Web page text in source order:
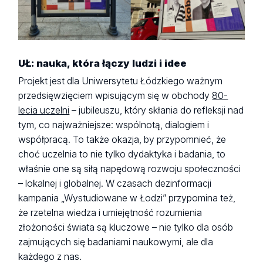
UŁ: nauka, która łączy ludzi i idee
Projekt jest dla Uniwersytetu Łódzkiego ważnym
przedsięwzięciem wpisującym się w obchody80-
lecia uczelni – jubileuszu, który skłania do refleksji nad
tym, co najważniejsze: wspólnotą, dialogiem i
współpracą. To także okazja, by przypomnieć, że
choć uczelnia to nie tylko dydaktyka i badania, to
właśnie one są siłą napędową rozwoju społeczności
– lokalnej i globalnej. W czasach dezinformacji
kampania „Wystudiowane w Łodzi” przypomina też,
że rzetelna wiedza i umiejętność rozumienia
złożoności świata są kluczowe – nie tylko dla osób
zajmujących się badaniami naukowymi, ale dla
każdego z nas.